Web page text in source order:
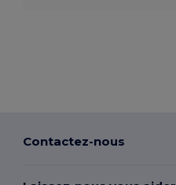
Contactez-nous